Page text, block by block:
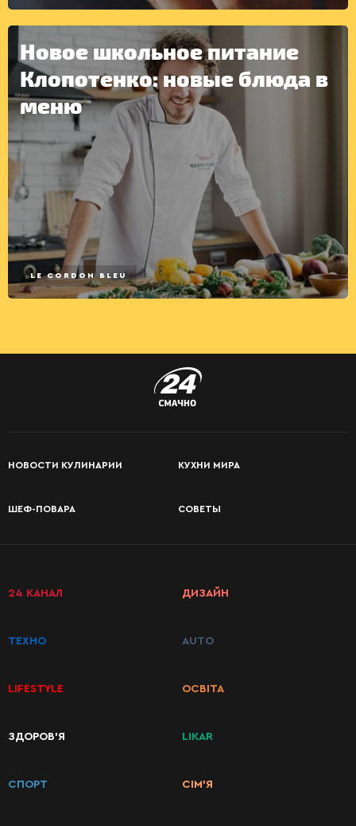
Новое школьное питание
Клопотенко: новые блюда в
меню
LE CORDON BLEU
НОВОСТИ КУЛИНАРИИ КУХНИ МИРА
ШЕФ-ПОВАРА СОВЕТЫ
24 КАНАЛ
ТЕХНО
LIFESTYLE
ЗДОРОВ’Я
СПОРТ
ДИЗАЙН
AUTO
ОСВІТА
LIKAR
СІМ’Я